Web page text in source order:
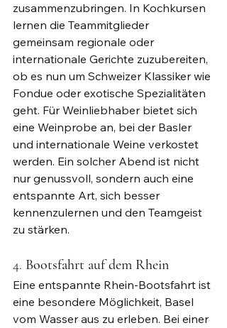
zusammenzubringen. In Kochkursen
lernen die Teammitglieder
gemeinsam regionale oder
internationale Gerichte zuzubereiten,
ob es nun um Schweizer Klassiker wie
Fondue oder exotische Spezialitäten
geht. Für Weinliebhaber bietet sich
eine Weinprobe an, bei der Basler
und internationale Weine verkostet
werden. Ein solcher Abend ist nicht
nur genussvoll, sondern auch eine
entspannte Art, sich besser
kennenzulernen und den Teamgeist
zu stärken.
4. Bootsfahrt auf dem Rhein
Eine entspannte Rhein-Bootsfahrt ist
eine besondere Möglichkeit, Basel
vom Wasser aus zu erleben. Bei einer